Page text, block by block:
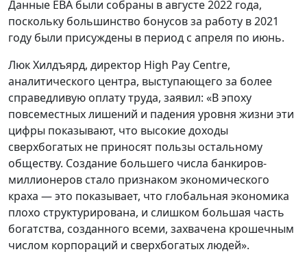
Данные EBA были собраны в августе 2022 года,
поскольку большинство бонусов за работу в 2021
году были присуждены в период с апреля по июнь.
Люк Хилдъярд, директор High Pay Centre,
аналитического центра, выступающего за более
справедливую оплату труда, заявил: «В эпоху
повсеместных лишений и падения уровня жизни эти
цифры показывают, что высокие доходы
сверхбогатых не приносят пользы остальному
обществу. Создание большего числа банкиров-
миллионеров стало признаком экономического
краха — это показывает, что глобальная экономика
плохо структурирована, и слишком большая часть
богатства, созданного всеми, захвачена крошечным
числом корпораций и сверхбогатых людей».